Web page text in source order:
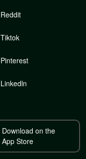
Reddit
Tiktok
Pinterest
Linkedln
Download on the
App Store